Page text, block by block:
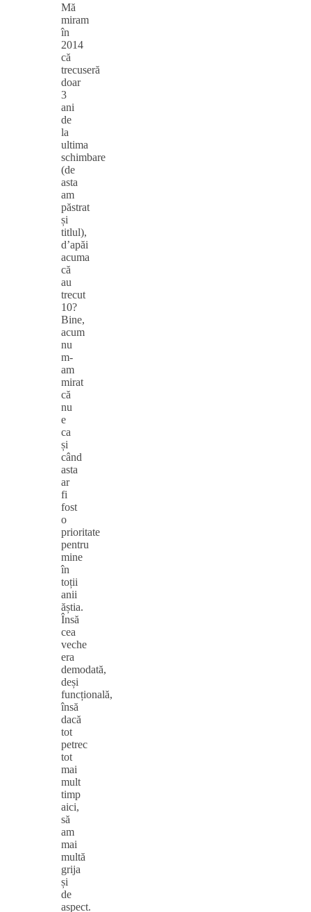
Mă
miram
în
2014
că
trecuseră
doar
3
ani
de
la
ultima
schimbare
(de
asta
am
păstrat
și
titlul),
d’apăi
acuma
că
au
trecut
10?
Bine,
acum
nu
m-
am
mirat
că
nu
e
ca
și
când
asta
ar
fi
fost
o
prioritate
pentru
mine
în
toții
anii
ăștia.
Însă
cea
veche
era
demodată,
deși
funcțională,
însă
dacă
tot
petrec
tot
mai
mult
timp
aici,
să
am
mai
multă
grija
și
de
aspect.